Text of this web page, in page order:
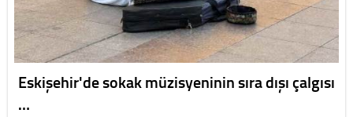
Eskişehir'de sokak müzisyeninin sıra dışı çalgısı
…